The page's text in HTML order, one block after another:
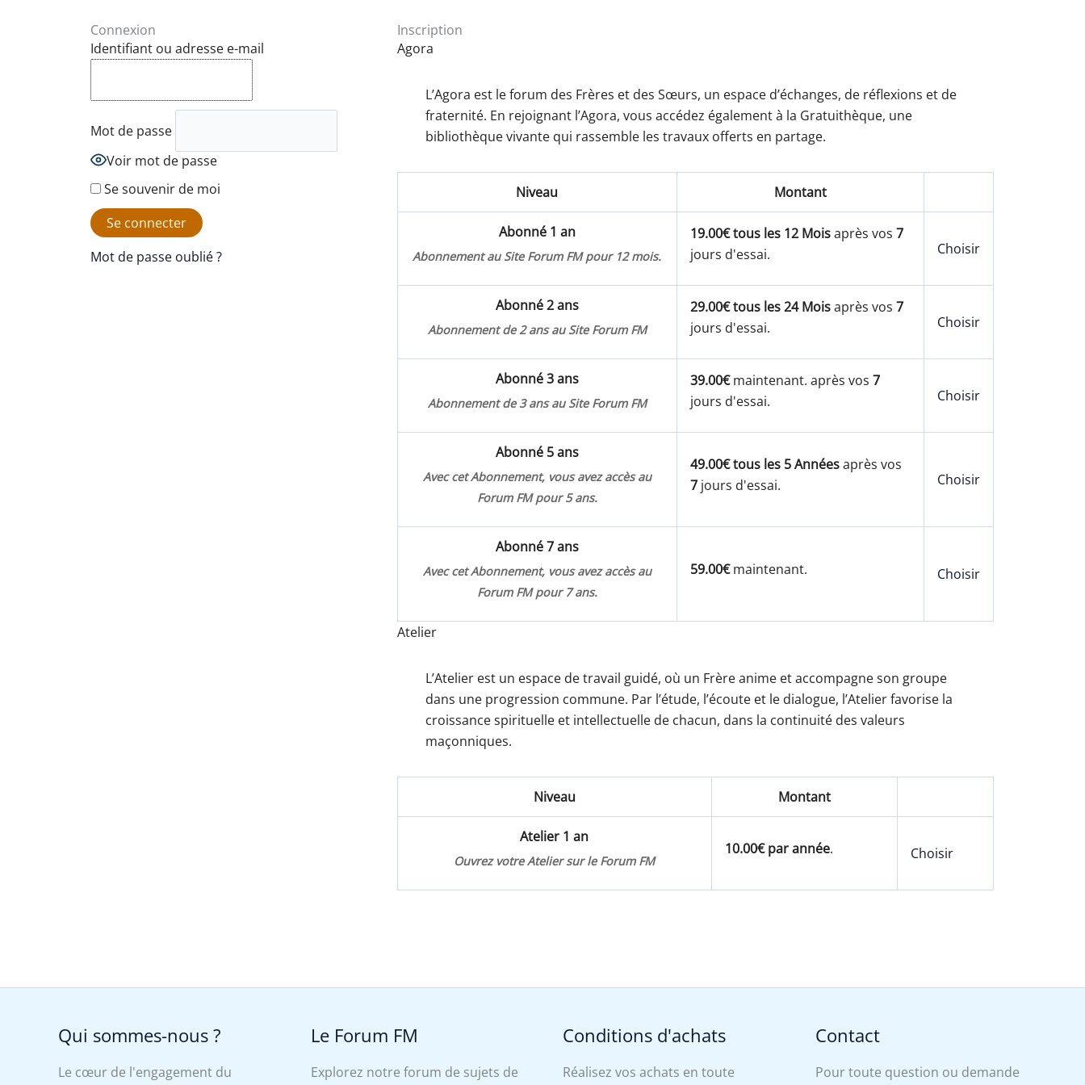
Connexion
Identifiant ou adresse e-mail
Mot de passe
Voir mot de passe
Se souvenir de moi
Mot de passe oublié ?
Inscription
Agora
L’Agora est le forum des Frères et des Sœurs, un espace d’échanges, de réflexions et de
fraternité. En rejoignant l’Agora, vous accédez également à la Gratuithèque, une
bibliothèque vivante qui rassemble les travaux offerts en partage.
Niveau Montant
Abonné 1 an
Abonnement au Site Forum FM pour 12 mois.
19.00€ tous les 12 Moisaprès vos 7
jours d'essai.
Choisir
Abonné 2 ans
Abonnement de 2 ans au Site Forum FM
29.00€ tous les 24 Moisaprès vos 7
jours d'essai.
Choisir
Abonné 3 ans
Abonnement de 3 ans au Site Forum FM
39.00€maintenant. après vos 7
jours d'essai.
Choisir
Abonné 5 ans
Avec cet Abonnement, vous avez accès au
Forum FM pour 5 ans.
49.00€ tous les 5 Annéesaprès vos
7jours d'essai. Choisir
Abonné 7 ans
Avec cet Abonnement, vous avez accès au
Forum FM pour 7 ans.
59.00€maintenant. Choisir
Atelier
L’Atelier est un espace de travail guidé, où un Frère anime et accompagne son groupe
dans une progression commune. Par l’étude, l’écoute et le dialogue, l’Atelier favorise la
croissance spirituelle et intellectuelle de chacun, dans la continuité des valeurs
maçonniques.
Niveau Montant
Atelier 1 an
Ouvrez votre Atelier sur le Forum FM
10.00€ par année. Choisir
Qui sommes-nous ?
Le cœur de l'engagement du
Le Forum FM
Explorez notre forum de sujets de
Conditions d'achats
Réalisez vos achats en toute
Contact
Pour toute question ou demande